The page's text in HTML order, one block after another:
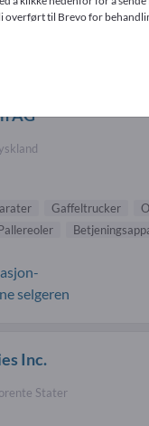
(100)
AG
Gaffeltrucker
selgeren
Inc.
Stater
overført til Brevo for